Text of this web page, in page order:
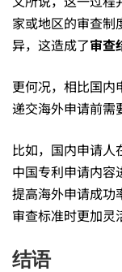
家或地区的审查制
异，这造成了审查
更何况，相比国内
递交海外申请前需
比如，国内申请
中国专利申请内容
提高海外申请成功
审查标准时更加灵
结语